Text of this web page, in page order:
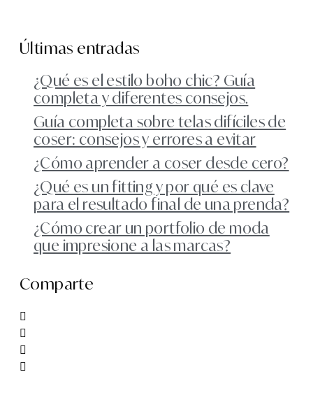
Últimas entradas
¿Qué es el estilo boho chic? Guía
completa y diferentes consejos.
Guía completa sobre telas difíciles de
coser: consejos y errores a evitar
¿Cómo aprender a coser desde cero?
¿Qué es un fitting y por qué es clave
para el resultado final de una prenda?
¿Cómo crear un portfolio de moda
que impresione a las marcas?
Comparte